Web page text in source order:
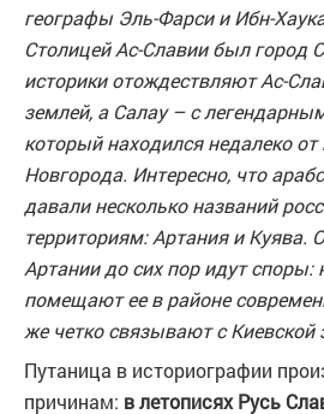
географы Эль-Фарси и Ибн-
Столицей Ас-Славии был город
историки отождествляют Ас-
землей, а Салау – с
который находился недалеко
Новгорода. Интересно, что
давали несколько названий
территориям: Артания и Куява.
Артании до сих пор идут споры:
помещают ее в районе
же четко связывают с Киевской
Путаница в историографии
причинам: в летописях Русь